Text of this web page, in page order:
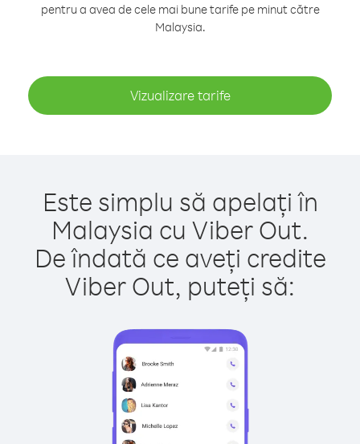
pentru a avea de cele mai bune tarife pe minut către
Malaysia.
Vizualizare tarife
Este simplu să apelați în
Malaysia cu Viber Out.
De îndată ce aveți credite
Viber Out, puteți să: